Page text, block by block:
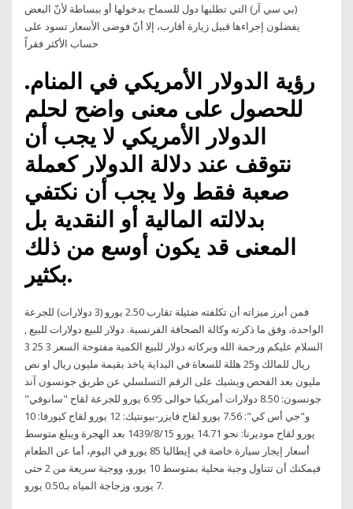
(بي سي آر) التي تطلبها دول للسماح بدخولها أو ببساطة لأنّ البعض
يفضلون إجراءها قبيل زيارة أقارب، إلا أنّ فوضى الأسعار تسود على
حساب الأكثر فقراً
رؤية الدولار الأمريكي في المنام.
للحصول على معنى واضح لحلم
الدولار الأمريكي لا يجب أن
نتوقف عند دلالة الدولار كعملة
صعبة فقط ولا يجب أن نكتفي
بدلالته المالية أو النقدية بل
المعنى قد يكون أوسع من ذلك
بكثير.
فمن أبرز ميزاته أن تكلفته ضئيلة تقارب 2.50 يورو (3 دولارات) للجرعة
الواحدة، وفق ما ذكرته وكالة الصحافة الفرنسية. دولار للبيع دولارات للبيع ,
السلام عليكم ورحمة الله وبركاته دوﻻر للبيع الكمية مفتوحة السعر 3 25 3
ريال للمالك و25 هللة للسعاة في البداية ياخذ بقيمة مليون ريال او نص
مليون بعد الفحص ويشيك على الرقم التسلسلي عن طريق جونسون آند
جونسون: 8.50 دولارات أمريكيا حوالى 6.95 يورو للجرعة لقاح "سانوفي"
و"جي أس كي": 7.56 يورو لقاح فايزر-بيونتيك: 12 يورو لقاح كيورفا: 10
يورو لقاح موديرنا: نحو 14.71 يورو 15‏‏/8‏‏/1439 بعد الهجرة ويبلغ متوسط
أسعار إيجار سيارة خاصة في إيطاليا 85 يورو في اليوم، أما عن الطعام
فيمكنك أن تتناول وجبة محلية بمتوسط 10 يورو، ووجبة سريعة من 2 حتى
7 يورو، وزجاجة المياه بـ0.50 يورو.